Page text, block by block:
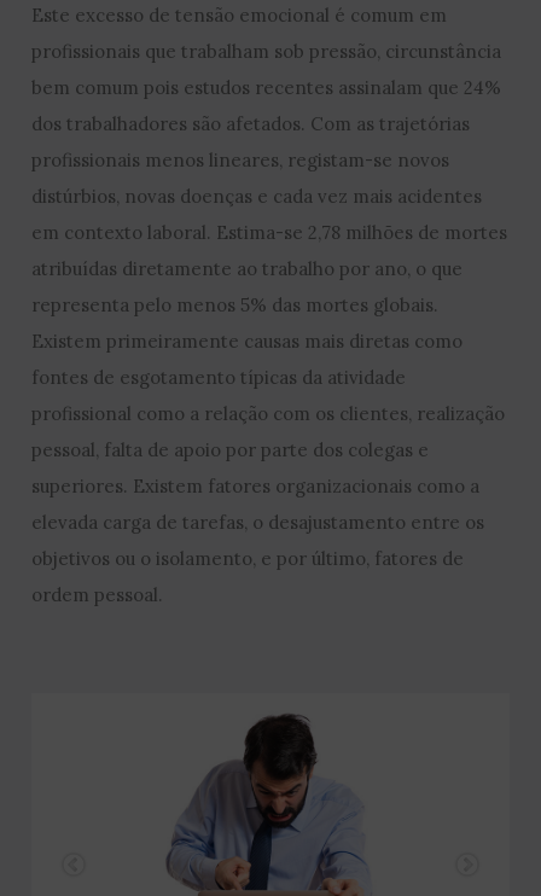
Este excesso de tensão emocional é comum em
profissionais que trabalham sob pressão, circunstância
bem comum pois estudos recentes assinalam que 24%
dos trabalhadores são afetados. Com as trajetórias
profissionais menos lineares, registam-se novos
distúrbios, novas doenças e cada vez mais acidentes
em contexto laboral. Estima-se 2,78 milhões de mortes
atribuídas diretamente ao trabalho por ano, o que
representa pelo menos 5% das mortes globais.
Existem primeiramente causas mais diretas como
fontes de esgotamento típicas da atividade
profissional como a relação com os clientes, realização
pessoal, falta de apoio por parte dos colegas e
superiores. Existem fatores organizacionais como a
elevada carga de tarefas, o desajustamento entre os
objetivos ou o isolamento, e por último, fatores de
ordem pessoal.